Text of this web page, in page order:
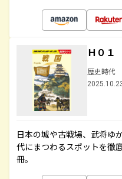
Ｈ０
歴史時代
日本の城や古戦場、武将ゆ
代にまつわるスポットを徹
冊。